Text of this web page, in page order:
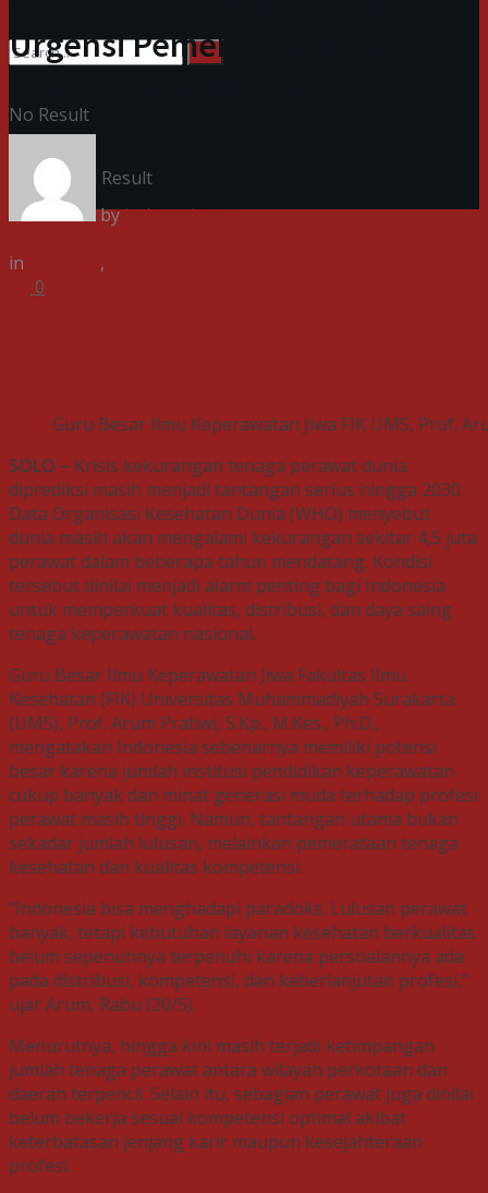
No Result
View All Result
Urgensi Pemerataan dan
byIndospektrum
in
,
0
Guru Besar Ilmu Keperawatan Jiwa FIK UMS, Prof.
SOLO – Krisis kekurangan tenaga perawat dunia
diprediksi masih menjadi tantangan serius hingga 2030.
Data Organisasi Kesehatan Dunia (WHO) menyebut
dunia masih akan mengalami kekurangan sekitar 4,5 juta
perawat dalam beberapa tahun mendatang. Kondisi
tersebut dinilai menjadi alarm penting bagi Indonesia
untuk memperkuat kualitas, distribusi, dan daya saing
tenaga keperawatan nasional.
Guru Besar Ilmu Keperawatan Jiwa Fakultas Ilmu
Kesehatan (FIK) Universitas Muhammadiyah Surakarta
(UMS), Prof. Arum Pratiwi, S.Kp., M.Kes., Ph.D.,
mengatakan Indonesia sebenarnya memiliki potensi
besar karena jumlah institusi pendidikan keperawatan
cukup banyak dan minat generasi muda terhadap profesi
perawat masih tinggi. Namun, tantangan utama bukan
sekadar jumlah lulusan, melainkan pemerataan tenaga
kesehatan dan kualitas kompetensi.
“Indonesia bisa menghadapi paradoks. Lulusan perawat
banyak, tetapi kebutuhan layanan kesehatan berkualitas
belum sepenuhnya terpenuhi karena persoalannya ada
pada distribusi, kompetensi, dan keberlanjutan profesi,”
ujar Arum, Rabu (20/5).
Menurutnya, hingga kini masih terjadi ketimpangan
jumlah tenaga perawat antara wilayah perkotaan dan
daerah terpencil. Selain itu, sebagian perawat juga dinilai
belum bekerja sesuai kompetensi optimal akibat
keterbatasan jenjang karir maupun kesejahteraan
profesi.